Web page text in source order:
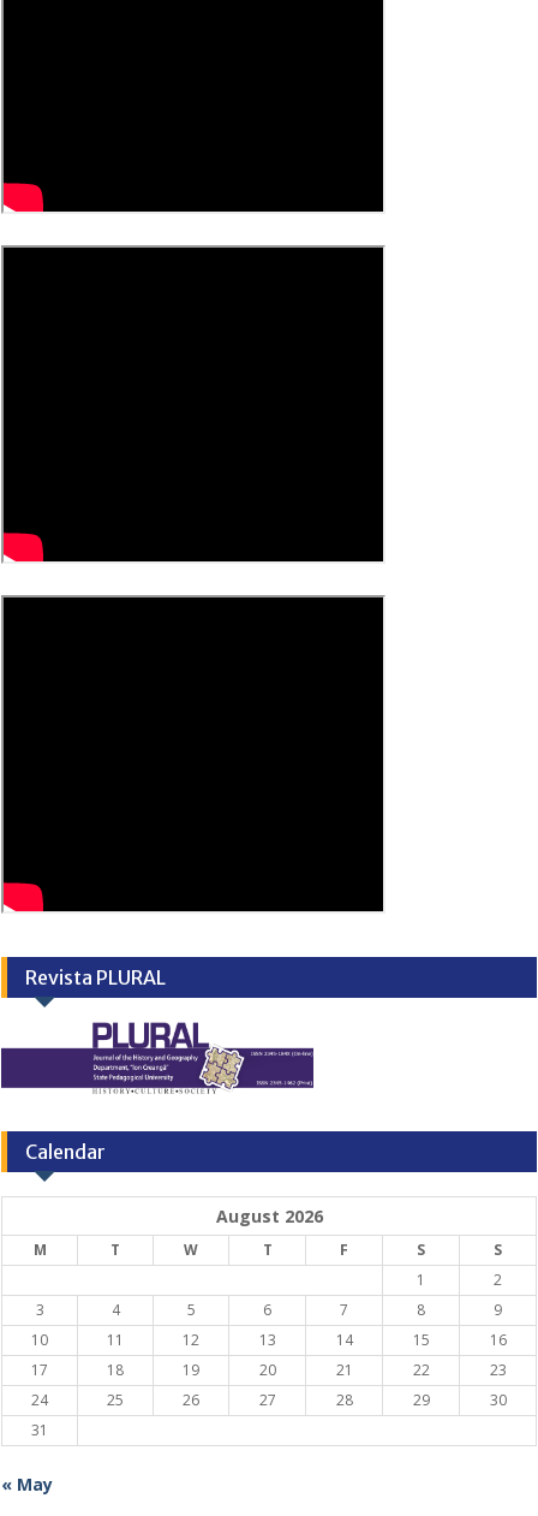
Revista PLURAL
Calendar
August 2026
M T W T F S
S
1
2
3
4 5 6 7 8
9
10
11 12 13 14 15
16
17
18 19 20 21 22
23
24
25 26 27 28 29
30
31
« May